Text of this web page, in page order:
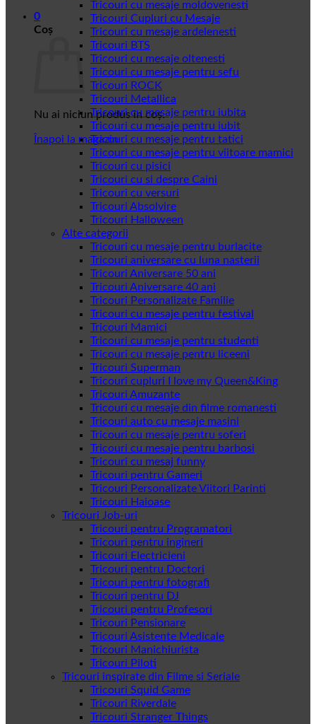
0
Coș
Nu ai niciun produs în coș.
Înapoi la magazin
Tricouri cu mesaje moldovenesti
Tricouri Cupluri cu Mesaje
Tricouri cu mesaje ardelenesti
Tricouri BTS
Tricouri cu mesaje oltenesti
Tricouri cu mesaje pentru sefu
Tricouri ROCK
Tricouri Metallica
Tricouri cu mesaje pentru iubita
Tricouri cu mesaje pentru iubit
Tricouri cu mesaje pentru tatici
Tricouri cu mesaje pentru viitoare mamici
Tricouri cu pisici
Tricouri cu si despre Caini
Tricouri cu versuri
Tricouri Absolvire
Tricouri Halloween
Alte categorii
Tricouri cu mesaje pentru burlacite
Tricouri aniversare cu luna nasterii
Tricouri Aniversare 50 ani
Tricouri Aniversare 40 ani
Tricouri Personalizate Familie
Tricouri cu mesaje pentru festival
Tricouri Mamici
Tricouri cu mesaje pentru studenti
Tricouri cu mesaje pentru liceeni
Tricouri Superman
Tricouri cupluri I love my Queen&King
Tricouri Amuzante
Tricouri cu mesaje din filme romanesti
Tricouri auto cu mesaje masini
Tricouri cu mesaje pentru soferi
Tricouri cu mesaje pentru barbosi
Tricouri cu mesaj funny
Tricouri pentru Gameri
Tricouri Personalizate Viitori Parinti
Tricouri Haioase
Tricouri Job-uri
Tricouri pentru Programatori
Tricouri pentru ingineri
Tricouri Electricieni
Tricouri pentru Doctori
Tricouri pentru fotografi
Tricouri pentru DJ
Tricouri pentru Profesori
Tricouri Pensionare
Tricouri Asistente Medicale
Tricouri Manichiurista
Tricouri Piloti
Tricouri inspirate din Filme si Seriale
Tricouri Squid Game
Tricouri Riverdale
Tricouri Stranger Things